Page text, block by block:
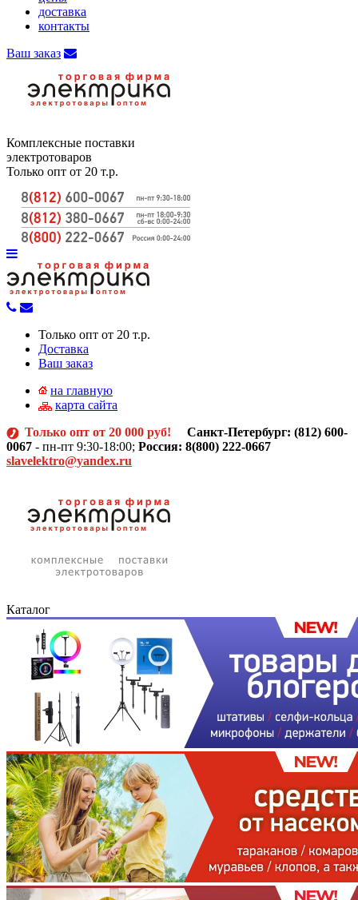
доставка
контакты
Ваш заказ
Комплексные поставки
электротоваров
Только опт от 20 т.р.
Только опт от 20 т.р.
Доставка
Ваш заказ
на главную
карта сайта
Только опт от 20 000 руб! Санкт-Петербург: (812) 600-
0067 - пн-пт 9:30-18:00; Россия: 8(800) 222-0667
slavelektro@yandex.ru
Каталог